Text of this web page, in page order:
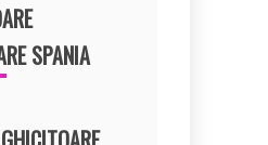
SPANIA